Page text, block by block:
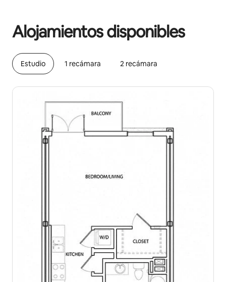
Alojamientos disponibles
Estudio 1 recámara 2 recámara